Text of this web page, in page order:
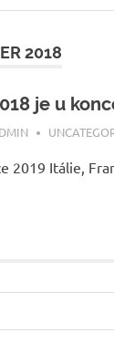
2018
je u
2019 Itálie,